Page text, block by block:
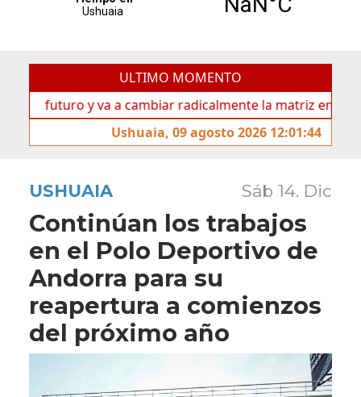
ULTIMO MOMENTO
y va a cambiar radicalmente la matriz energética de
Ushuaia, 09 agosto 2026 12:01:44
USHUAIA Sáb 14. Dic
Continúan los trabajos
en el Polo Deportivo de
Andorra para su
reapertura a comienzos
del próximo año